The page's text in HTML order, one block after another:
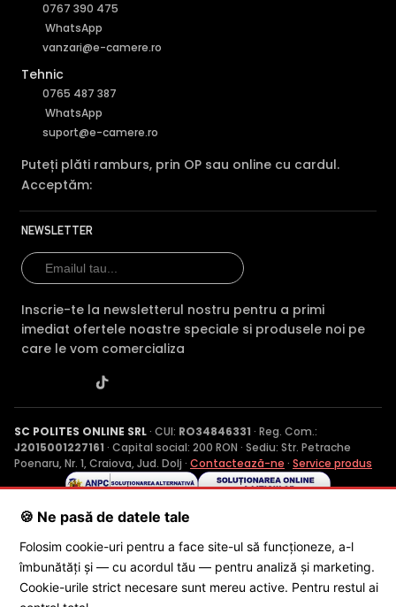
0767 390 475
WhatsApp
vanzari@e-camere.ro
Tehnic
0765 487 387
WhatsApp
suport@e-camere.ro
Puteți plăti ramburs, prin OP sau online cu cardul.
Acceptăm:
NEWSLETTER
Inscrie-te la newsletterul nostru pentru a primi
imediat ofertele noastre speciale si produsele noi pe
care le vom comercializa
SC POLITES ONLINE SRL· CUI: RO34846331 · Reg. Com.:
J2015001227161 · Capital social: 200 RON · Sediu: Str. Petrache
Poenaru, Nr. 1, Craiova, Jud. Dolj · Contactează-ne · Service produs
© 2026 SC POLITES ONLINE SRL
🍪 Ne pasă de datele tale
Folosim cookie-uri pentru a face site-ul să funcționeze, a-l
îmbunătăți și — cu acordul tău — pentru analiză și marketing.
Cookie-urile strict necesare sunt mereu active. Pentru restul ai